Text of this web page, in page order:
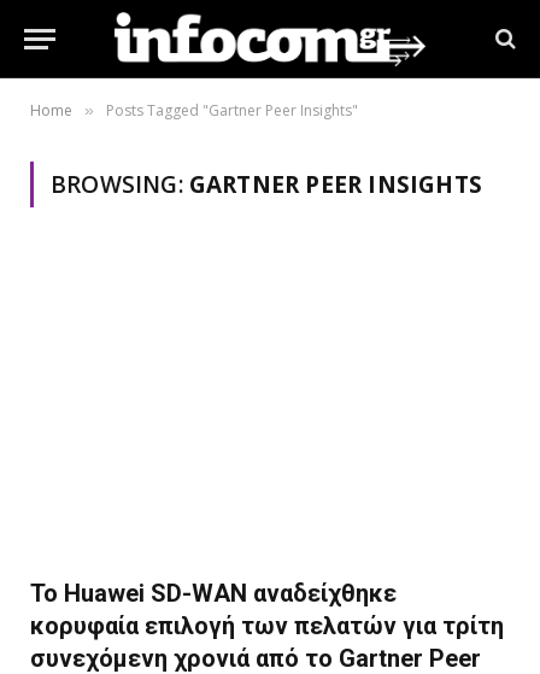
Home » Posts Tagged "Gartner Peer Ιnsights"
BROWSING: GARTNER PEER ΙNSIGHTS
Το Huawei SD-WAN αναδείχθηκε
κορυφαία επιλογή των πελατών για τρίτη
συνεχόμενη χρονιά από το Gartner Peer